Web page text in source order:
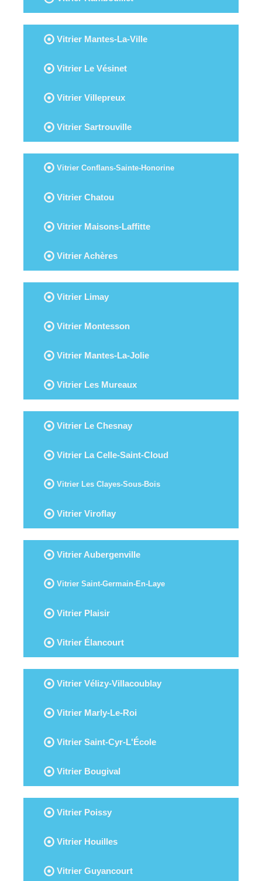
Vitrier Mantes-La-Ville
Vitrier Le Vésinet
Vitrier Villepreux
Vitrier Sartrouville
Vitrier Conflans-Sainte-Honorine
Vitrier Chatou
Vitrier Maisons-Laffitte
Vitrier Achères
Vitrier Limay
Vitrier Montesson
Vitrier Mantes-La-Jolie
Vitrier Les Mureaux
Vitrier Le Chesnay
Vitrier La Celle-Saint-Cloud
Vitrier Les Clayes-Sous-Bois
Vitrier Viroflay
Vitrier Aubergenville
Vitrier Saint-Germain-En-Laye
Vitrier Plaisir
Vitrier Élancourt
Vitrier Vélizy-Villacoublay
Vitrier Marly-Le-Roi
Vitrier Saint-Cyr-L'École
Vitrier Bougival
Vitrier Poissy
Vitrier Houilles
Vitrier Guyancourt